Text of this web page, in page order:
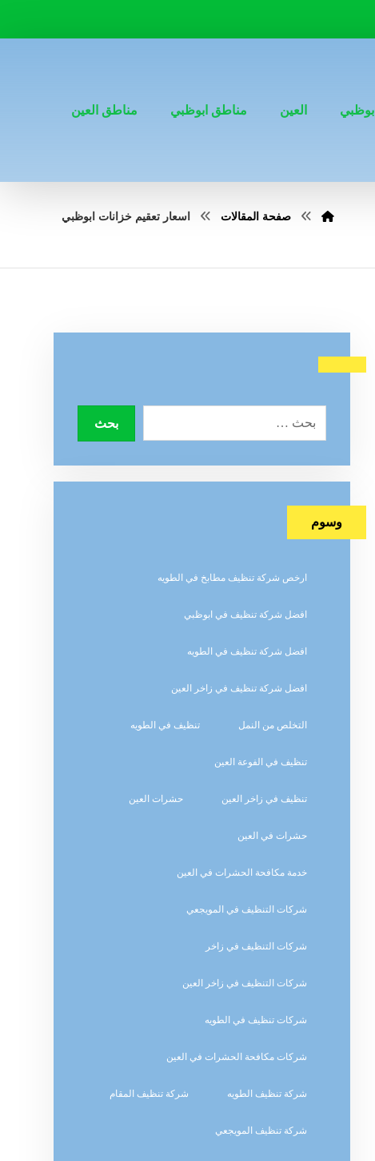
ابوظبي العين مناطق ابوظبي مناطق العين
صفحة المقالات اسعار تعقيم خزانات ابوظبي
وسوم
ارخص شركة تنظيف مطابخ في الطويه
افضل شركة تنظيف في ابوظبي
افضل شركة تنظيف في الطويه
افضل شركة تنظيف في زاخر العين
التخلص من النمل تنظيف في الطويه
تنظيف في الفوعة العين
تنظيف في زاخر العين حشرات العين
حشرات في العين
خدمة مكافحة الحشرات في العين
شركات التنظيف في المويجعي
شركات التنظيف في زاخر
شركات التنظيف في زاخر العين
شركات تنظيف في الطويه
شركات مكافحة الحشرات في العين
شركة تنظيف الطويه شركة تنظيف المقام
شركة تنظيف المويجعي